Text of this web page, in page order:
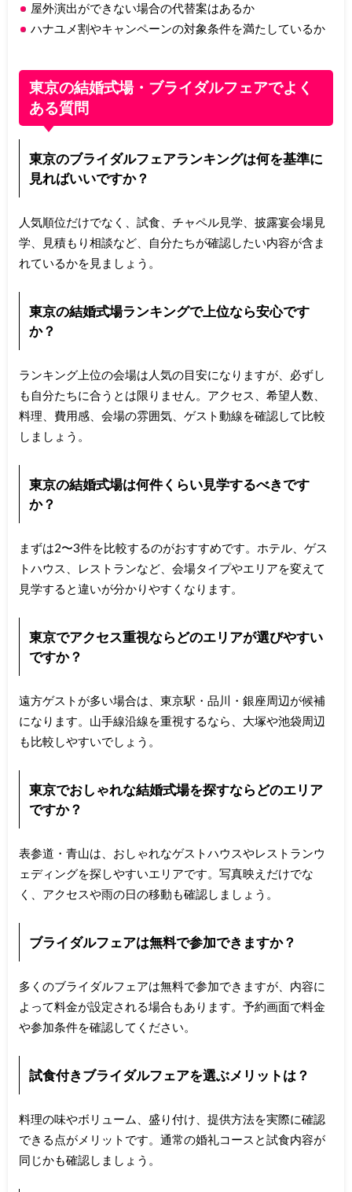
屋外演出ができない場合の代替案はあるか
ハナユメ割やキャンペーンの対象条件を満たしているか
東京の結婚式場・ブライダルフェアでよく
ある質問
東京のブライダルフェアランキングは何を基準に
見ればいいですか？
人気順位だけでなく、試食、チャペル見学、披露宴会場見
学、見積もり相談など、自分たちが確認したい内容が含ま
れているかを見ましょう。
東京の結婚式場ランキングで上位なら安心です
か？
ランキング上位の会場は人気の目安になりますが、必ずし
も自分たちに合うとは限りません。アクセス、希望人数、
料理、費用感、会場の雰囲気、ゲスト動線を確認して比較
しましょう。
東京の結婚式場は何件くらい見学するべきです
か？
まずは2〜3件を比較するのがおすすめです。ホテル、ゲス
トハウス、レストランなど、会場タイプやエリアを変えて
見学すると違いが分かりやすくなります。
東京でアクセス重視ならどのエリアが選びやすい
ですか？
遠方ゲストが多い場合は、東京駅・品川・銀座周辺が候補
になります。山手線沿線を重視するなら、大塚や池袋周辺
も比較しやすいでしょう。
東京でおしゃれな結婚式場を探すならどのエリア
ですか？
表参道・青山は、おしゃれなゲストハウスやレストランウ
ェディングを探しやすいエリアです。写真映えだけでな
く、アクセスや雨の日の移動も確認しましょう。
ブライダルフェアは無料で参加できますか？
多くのブライダルフェアは無料で参加できますが、内容に
よって料金が設定される場合もあります。予約画面で料金
や参加条件を確認してください。
試食付きブライダルフェアを選ぶメリットは？
料理の味やボリューム、盛り付け、提供方法を実際に確認
できる点がメリットです。通常の婚礼コースと試食内容が
同じかも確認しましょう。